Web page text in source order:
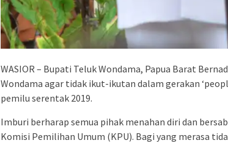
WASIOR – Bupati Teluk Wondama, Papua Barat
Wondama agar tidak ikut-ikutan dalam gerakan
pemilu serentak 2019.
Imburi berharap semua pihak menahan diri dan
Komisi Pemilihan Umum (KPU). Bagi yang merasa